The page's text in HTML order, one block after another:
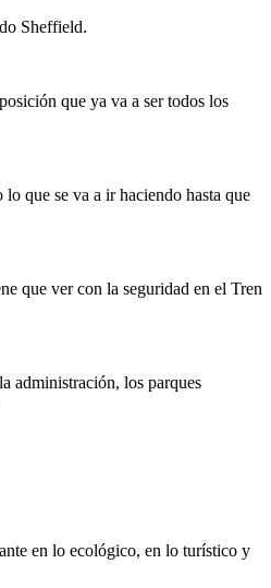
Sheffield.
que ya va a ser todos los
que se va a ir haciendo hasta que
que ver con la seguridad en el Tren
administración, los parques
en lo ecológico, en lo turístico y